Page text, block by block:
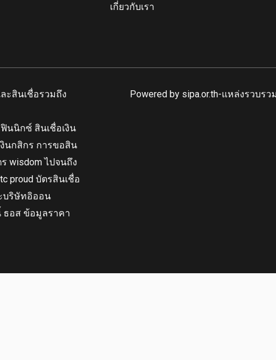
เกี่ยวกับเรา
ะสินเชื่อรวมถึง
ฟินนิกซ์ สินเชื่อเงิน
นกสิกร การขอสิน
wisdom ไปจนถึง
proud บัตรสินเชื่อ
บริษัทอิออน
ธอส ข้อมูลราคา
Powered by sipa.or.th-แหล่งรวบ